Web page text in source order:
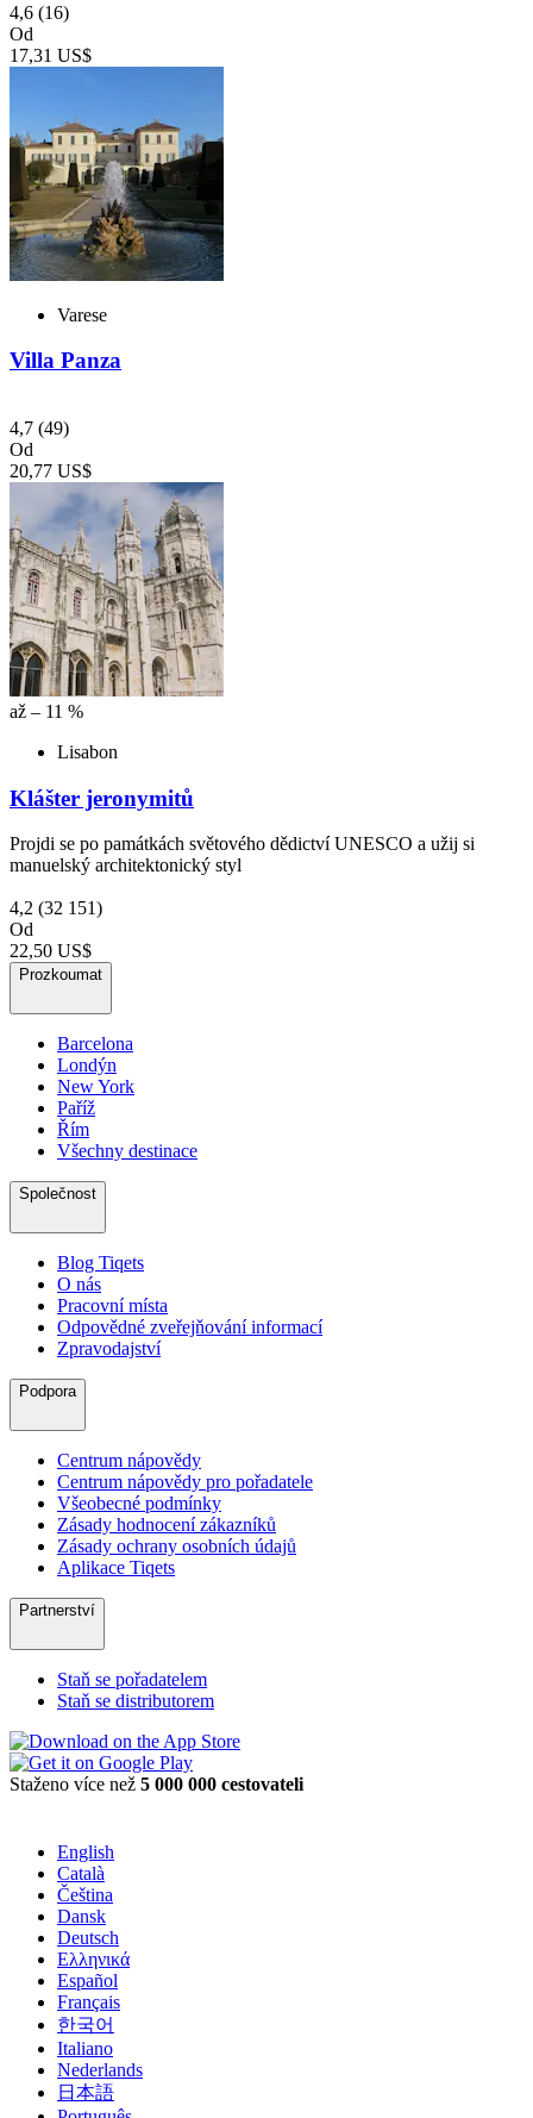
4,6 (16)
Od
17,31 US$
Varese
Villa Panza
4,7 (49)
Od
20,77 US$
až – 11 %
Lisabon
Klášter jeronymitů
Projdi se po památkách světového dědictví UNESCO a užij si
manuelský architektonický styl
4,2 (32 151)
Od
22,50 US$
Prozkoumat
Barcelona
Londýn
New York
Paříž
Řím
Všechny destinace
Společnost
Blog Tiqets
O nás
Pracovní místa
Odpovědné zveřejňování informací
Zpravodajství
Podpora
Centrum nápovědy
Centrum nápovědy pro pořadatele
Všeobecné podmínky
Zásady hodnocení zákazníků
Zásady ochrany osobních údajů
Aplikace Tiqets
Partnerství
Staň se pořadatelem
Staň se distributorem
Staženo více než 5 000 000 cestovateli
English
Català
Čeština
Dansk
Deutsch
Ελληνικά
Español
Français
한국어
Italiano
Nederlands
日本語